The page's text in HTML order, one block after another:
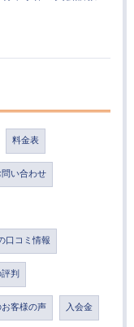
料金表
い合わせ
口コミ情報
判
客様の声 入会金